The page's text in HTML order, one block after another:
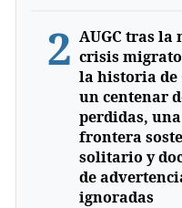
2 AUGC tras la
crisis
la historia de
un centenar
perdidas, una
frontera
solitario y
de
ignoradas